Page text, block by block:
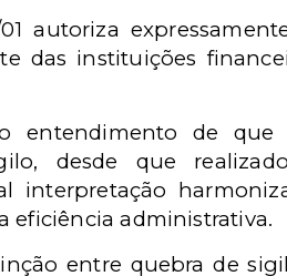
autoriza
das instituições
entendimento de
desde que
interpretação
eficiência administrativa.
entre quebra de